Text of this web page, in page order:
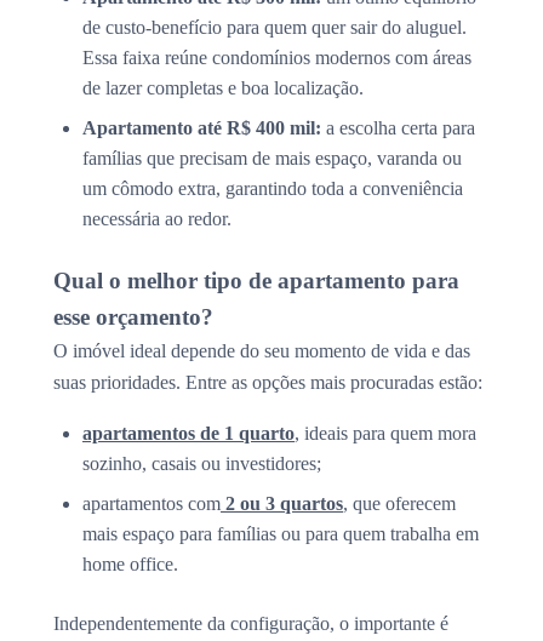
de custo-benefício para quem quer sair do aluguel.
Essa faixa reúne condomínios modernos com áreas
de lazer completas e boa localização.
Apartamento até R$ 400 mil: a escolha certa para
famílias que precisam de mais espaço, varanda ou
um cômodo extra, garantindo toda a conveniência
necessária ao redor.
Qual o melhor tipo de apartamento para
esse orçamento?
O imóvel ideal depende do seu momento de vida e das
suas prioridades. Entre as opções mais procuradas estão:
apartamentos de 1 quarto, ideais para quem mora
sozinho, casais ou investidores;
apartamentos com 2 ou 3 quartos, que oferecem
mais espaço para famílias ou para quem trabalha em
home office.
Independentemente da configuração, o importante é